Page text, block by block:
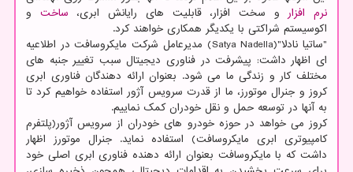
نرم افزار و سخت افزار، قابلیت های رایانش ابری، ساخت و
اکوسیستم شراکتی با یکدیگر همکاری خواهند کرد.
"ساتیا نادلا"(Satya Nadella) مدیرعامل شرکت مایکروسافت در اطلاعیه
ای اظهار داشت: پیشرفت در فناوری دیجیتال سبب تغییر جنبه های
مختلف کار و زندگی ما می شود. بعنوان ارائه دهندگان فناوری ابری
کروز و جنرال موتورز، ما از قدرت سرویس آژور استفاده خواهیم کرد تا
به آنها در توسعه حمل و نقل خودران کمک نماییم.
کروز می خواهد در حوزه خودرو های خودران از سرویس آژور(پلتفرم
کامپیوتری ابری مایکروسافت) استفاده نماید. جنرال موتورز اظهار
داشت که با مایکروسافت بعنوان ارائه دهنده فناوری ابری اصلی خود